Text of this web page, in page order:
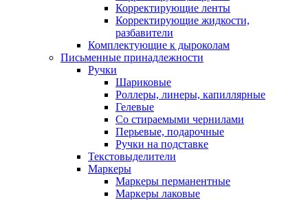
Корректирующие ленты
Корректирующие жидкости,
разбавители
Комплектующие к дыроколам
Письменные принадлежности
Ручки
Шариковые
Роллеры, линеры, капиллярные
Гелевые
Со стираемыми чернилами
Перьевые, подарочные
Ручки на подставке
Текстовыделители
Маркеры
Маркеры перманентные
Маркеры лаковые